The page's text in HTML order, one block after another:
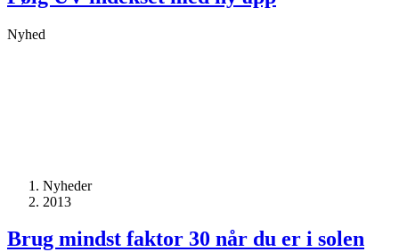
Nyhed
Nyheder
2013
Brug mindst faktor 30 når du er i solen